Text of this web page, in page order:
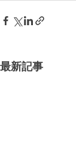
最新記事